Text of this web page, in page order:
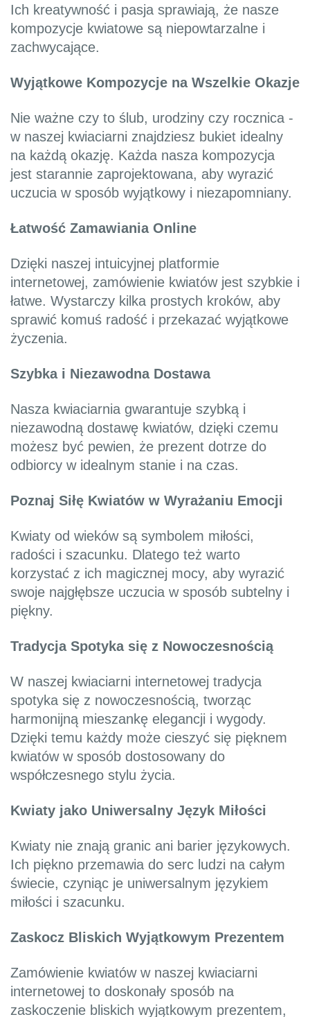
Ich kreatywność i pasja sprawiają, że nasze
kompozycje kwiatowe są niepowtarzalne i
zachwycające.
Wyjątkowe Kompozycje na Wszelkie Okazje
Nie ważne czy to ślub, urodziny czy rocznica -
w naszej kwiaciarni znajdziesz bukiet idealny
na każdą okazję. Każda nasza kompozycja
jest starannie zaprojektowana, aby wyrazić
uczucia w sposób wyjątkowy i niezapomniany.
Łatwość Zamawiania Online
Dzięki naszej intuicyjnej platformie
internetowej, zamówienie kwiatów jest szybkie i
łatwe. Wystarczy kilka prostych kroków, aby
sprawić komuś radość i przekazać wyjątkowe
życzenia.
Szybka i Niezawodna Dostawa
Nasza kwiaciarnia gwarantuje szybką i
niezawodną dostawę kwiatów, dzięki czemu
możesz być pewien, że prezent dotrze do
odbiorcy w idealnym stanie i na czas.
Poznaj Siłę Kwiatów w Wyrażaniu Emocji
Kwiaty od wieków są symbolem miłości,
radości i szacunku. Dlatego też warto
korzystać z ich magicznej mocy, aby wyrazić
swoje najgłębsze uczucia w sposób subtelny i
piękny.
Tradycja Spotyka się z Nowoczesnością
W naszej kwiaciarni internetowej tradycja
spotyka się z nowoczesnością, tworząc
harmonijną mieszankę elegancji i wygody.
Dzięki temu każdy może cieszyć się pięknem
kwiatów w sposób dostosowany do
współczesnego stylu życia.
Kwiaty jako Uniwersalny Język Miłości
Kwiaty nie znają granic ani barier językowych.
Ich piękno przemawia do serc ludzi na całym
świecie, czyniąc je uniwersalnym językiem
miłości i szacunku.
Zaskocz Bliskich Wyjątkowym Prezentem
Zamówienie kwiatów w naszej kwiaciarni
internetowej to doskonały sposób na
zaskoczenie bliskich wyjątkowym prezentem,